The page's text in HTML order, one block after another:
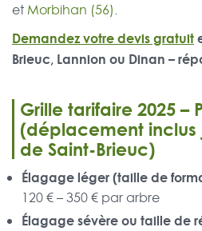
et Morbihan (56).
Demandez votre devis gratuit
Brieuc, Lannion ou Dinan –
Grille tarifaire 2025 –
(déplacement inclus
de Saint-Brieuc)
Élagage léger (taille de
120 € – 350 € par arbre
Élagage sévère ou taille de